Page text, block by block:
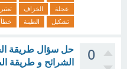
عجلة
الخزاف تعتبر
تشكيل
الطينة خطأ
0
حل سؤال طريقة
الشرائح و طريقة